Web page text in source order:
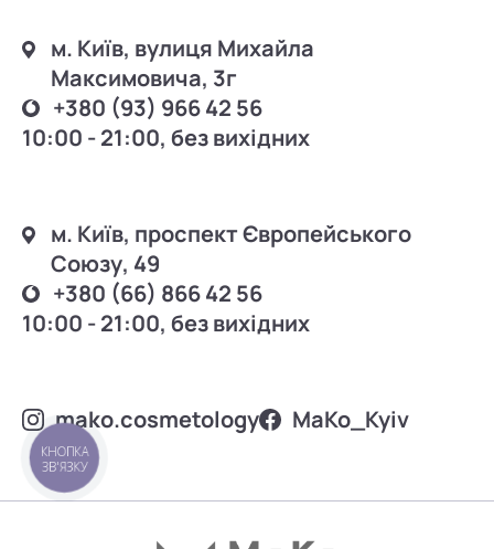
м. Київ, вулиця Михайла
Максимовича, 3г
+380 (93) 966 42 56
10:00 - 21:00, без вихідних
м. Київ, проспект Європейського
Союзу, 49
+380 (66) 866 42 56
10:00 - 21:00, без вихідних
mako.cosmetology MаKo_Kyiv
КНОПКА
ЗВ'ЯЗКУ